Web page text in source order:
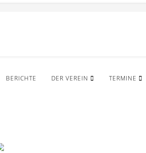
BERICHTE DER VEREIN TERMINE